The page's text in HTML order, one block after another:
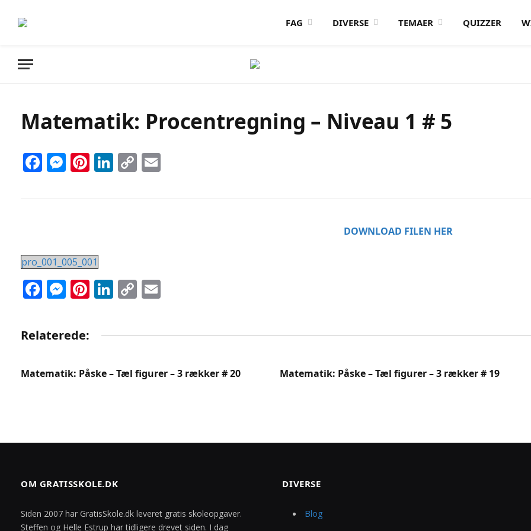
FAG DIVERSE TEMAER QUIZZER
Matematik: Procentregning – Niveau 1 # 5
Facebook
Messenger
Pinterest
LinkedIn
Copy
DOWNLOAD FILEN HER
pro_001_005_001
Facebook
Messenger
Pinterest
LinkedIn
Copy
Relaterede:
Matematik: Påske – Tæl figurer – 3 rækker # 20 Matematik: Påske – Tæl figurer – 3 rækker # 19
OM GRATISSKOLE.DK
Siden 2007 har GratisSkole.dk leveret gratis skoleopgaver.
Steffen og Helle Estrup har tidligere drevet siden. I dag
DIVERSE
Blog